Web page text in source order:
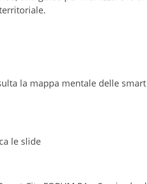
la mappa mentale delle
le slide